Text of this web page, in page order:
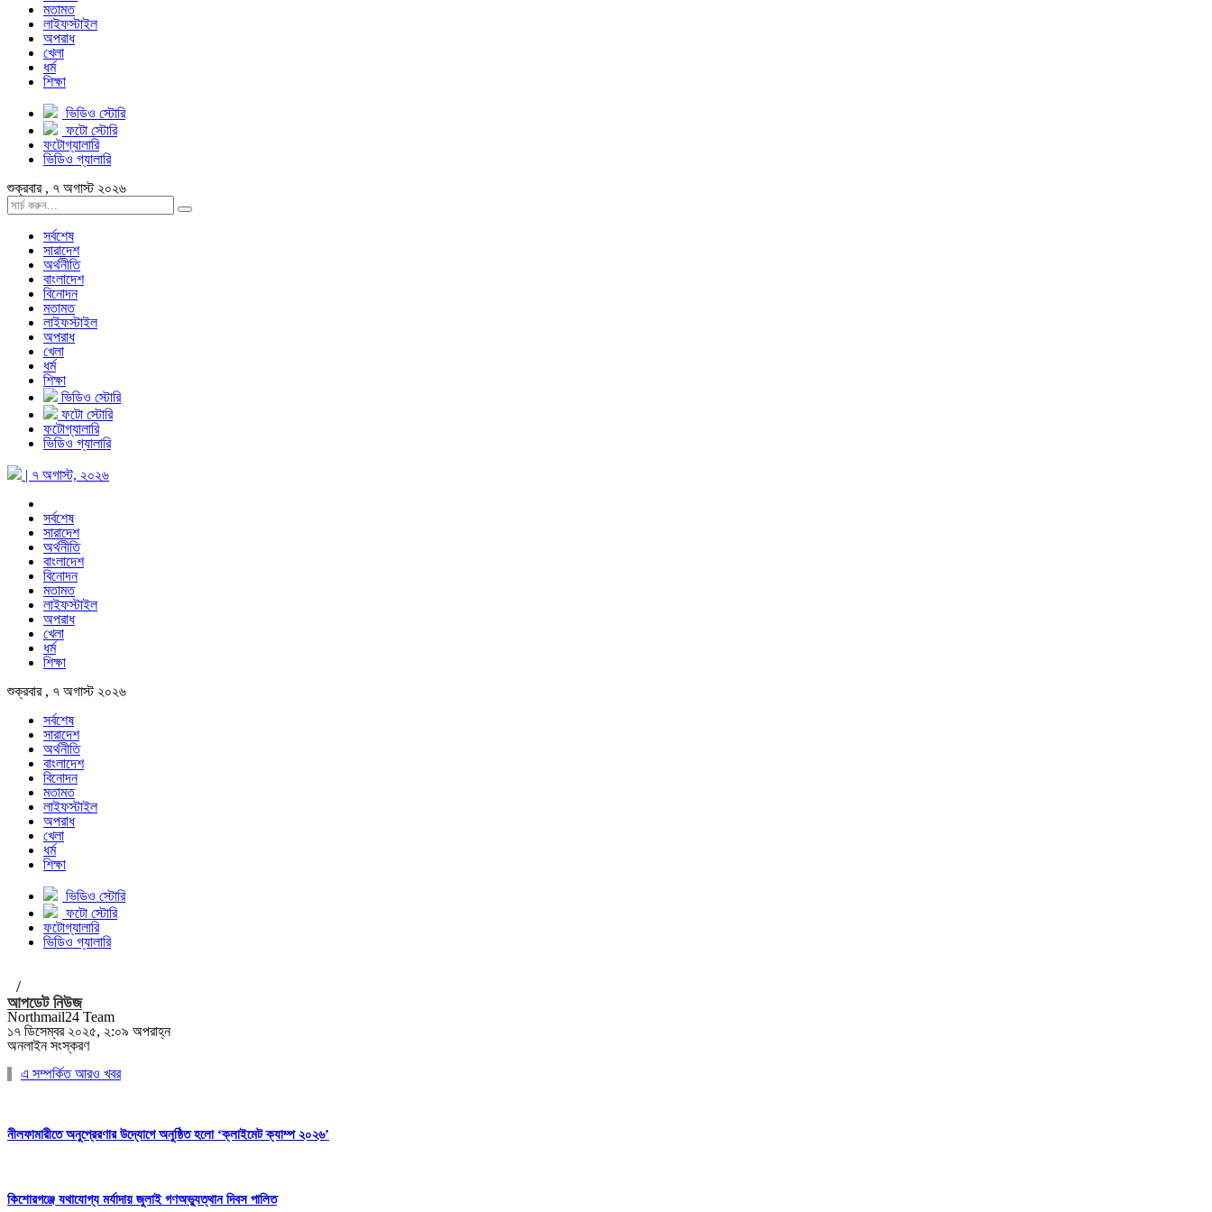
মতামত
লাইফস্টাইল
অপরাধ
খেলা
ধর্ম
শিক্ষা
ভিডিও স্টোরি
ফটো স্টোরি
ফটোগ্যালারি
ভিডিও গ্যালারি
শুক্রবার , ৭ অগাস্ট ২০২৬
সর্বশেষ
সারাদেশ
অর্থনীতি
বাংলাদেশ
বিনোদন
মতামত
লাইফস্টাইল
অপরাধ
খেলা
ধর্ম
শিক্ষা
ভিডিও স্টোরি
ফটো স্টোরি
ফটোগ্যালারি
ভিডিও গ্যালারি
| ৭ অগাস্ট, ২০২৬
সর্বশেষ
সারাদেশ
অর্থনীতি
বাংলাদেশ
বিনোদন
মতামত
লাইফস্টাইল
অপরাধ
খেলা
ধর্ম
শিক্ষা
শুক্রবার , ৭ অগাস্ট ২০২৬
সর্বশেষ
সারাদেশ
অর্থনীতি
বাংলাদেশ
বিনোদন
মতামত
লাইফস্টাইল
অপরাধ
খেলা
ধর্ম
শিক্ষা
ভিডিও স্টোরি
ফটো স্টোরি
ফটোগ্যালারি
ভিডিও গ্যালারি
/
আপডেট নিউজ
Northmail24 Team
১৭ ডিসেম্বর ২০২৫, ২:০৯ অপরাহ্ন
অনলাইন সংস্করণ
এ সম্পর্কিত আরও খবর
নীলফামারীতে অনুপ্রেরণার উদ্যোগে অনুষ্ঠিত হলো ‘ক্লাইমেট ক্যাম্প ২০২৬’
কিশোরগঞ্জে যথাযোগ্য মর্যাদায় জুলাই গণঅভ্যুত্থান দিবস পালিত